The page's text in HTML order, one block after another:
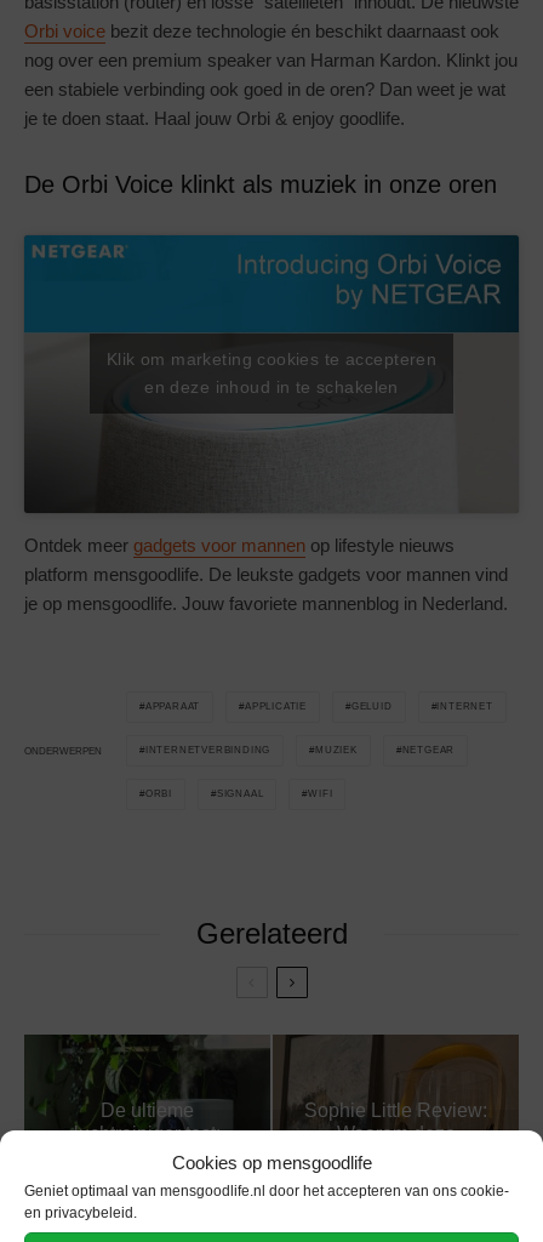
Cookies op mensgoodlife
Geniet optimaal van mensgoodlife.nl door het accepteren van ons cookie-
en privacybeleid.
Orbi voice bezit deze technologie én beschikt daarnaast ook
nog over een premium speaker van Harman Kardon. Klinkt jou
een stabiele verbinding ook goed in de oren? Dan weet je wat
je te doen staat. Haal jouw Orbi & enjoy goodlife.
De Orbi Voice klinkt als muziek in onze oren
Klik om marketing cookies te accepteren
en deze inhoud in te schakelen
Ontdek meer gadgets voor mannen op lifestyle nieuws
platform mensgoodlife. De leukste gadgets voor mannen vind
je op mensgoodlife. Jouw favoriete mannenblog in Nederland.
ONDERWERPEN
APPARAAT APPLICATIE GELUID INTERNET
INTERNETVERBINDING MUZIEK NETGEAR
ORBI SIGNAAL WIFI
Gerelateerd
De ultieme
luchtreiniger test:
Welke filtert jouw lucht
echt schoon?
Sophie Little Review:
Waarom deze
vlammende gadget op
jouw tafel hoort